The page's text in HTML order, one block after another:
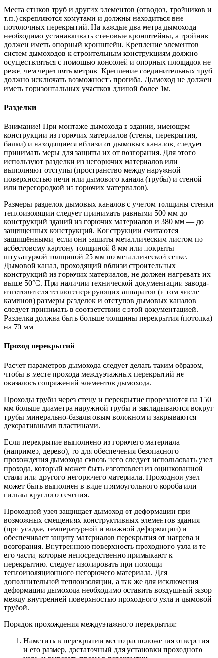
Места стыков труб и других элементов (отводов, тройников и
т.п.) скрепляются хомутами и должны находиться вне
потолочных перекрытий. На каждые два метра дымохода
необходимо устанавливать стеновые кронштейны, а тройник
должен иметь опорный кронштейн. Крепление элементов
систем дымоходов к строительным конструкциям должно
осуществляться с помощью консолей и опорных площадок не
реже, чем через пять метров. Крепление соединительных труб
должно исключать возможность прогиба. Дымоход не должен
иметь горизонтальных участков длиной более 1м.
Разделки
Внимание! При монтаже дымохода в здании, имеющем
конструкции из горючих материалов (стены, перекрытия,
балки) и находящиеся вблизи от дымовых каналов, следует
принимать меры для защиты их от возгорания. Для этого
используют разделки из негорючих материалов или
выполняют отступы (пространство между наружной
поверхностью печи или дымового канала (трубы) и стеной
или перегородкой из горючих материалов).
Размеры разделок дымовых каналов с учетом толщины стенки
теплоизоляции следует принимать равными 500 мм до
конструкций зданий из горючих материалов и 380 мм — до
защищенных конструкций. Конструкции считаются
защищёнными, если они зашиты металлическим листом по
асбестовому картону толщиной 8 мм или покрыты
штукатуркой толщиной 25 мм по металлической сетке.
Дымовой канал, проходящий вблизи строительных
конструкций из горючих материалов, не должен нагревать их
выше 50°С. При наличии технической документации завода-
изготовителя теплогенерирующих аппаратов (в том числе
каминов) размеры разделок и отступов дымовых каналов
следует принимать в соответствии с этой документацией.
Разделка должна быть больше толщины перекрытия (потолка)
на 70 мм.
Проход перекрытий
Расчет параметров дымохода следует делать таким образом,
чтобы в месте прохода междуэтажных перекрытий не
оказалось сопряжений элементов дымохода.
Проходы трубы через стену и перекрытие прорезаются на 150
мм больше диаметра наружной трубы и закладываются вокруг
трубы минерально-базальтовым волокном и закрываются
декоративными пластинами.
Если перекрытие выполнено из горючего материала
(например, дерево), то для обеспечения безопасного
прохождения дымохода сквозь него следует использовать узел
прохода, который может быть изготовлен из оцинкованной
стали или другого негорючего материала. Проходной узел
может быть выполнен в виде прямоугольного короба или
гильзы круглого сечения.
Проходной узел защищает дымоход от деформации при
возможных смещениях конструктивных элементов здания
(при усадке, температурной и влажной деформации) и
обеспечивает защиту материалов перекрытия от нагрева и
возгорания. Внутреннюю поверхность проходного узла и те
его части, которые непосредственно примыкают к
перекрытию, следует изолировать при помощи
теплоизоляционного негорючего материала. Для
дополнительной теплоизоляции, а так же для исключения
деформации дымохода необходимо оставить воздушный зазор
между внутренней поверхностью проходного узла и дымовой
трубой.
Порядок прохождения междуэтажного перекрытия:
Наметить в перекрытии место расположения отверстия
и его размер, достаточный для установки проходного